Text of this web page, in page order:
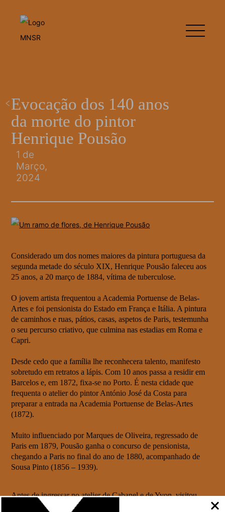
Evocação dos 140 anos
da morte do pintor
Henrique Pousão
1 de
Março,
2024
Considerado um dos nomes maiores da pintura portuguesa da
segunda metade do século XIX, Henrique Pousão faleceu aos
25 anos, a 20 março de 1884, vítima de tuberculose.
O jovem artista frequentou a Academia Portuense de Belas-
Artes e foi pensionista do Estado em França e Itália. A pintura
de caminhos e ruas, pátios, casas, aspetos de Paris, testemunha
o seu percurso criativo, que culmina nas estadias em Roma e
Capri.
Desde cedo que a família lhe reconhecera talento, manifesto
sobretudo em retratos a lápis. Com 10 anos passa a residir em
Barcelos e, em 1872, fixa-se no Porto. É nesta cidade que
frequenta o atelier do pintor António José da Costa para
preparar a entrada na Academia Portuense de Belas-Artes
(1872).
Muito influenciado por Marques de Oliveira, regressado de
Paris em 1879, Pousão ganha o concurso de pensionista,
chegando a Paris no final do ano de 1880, acompanhado de
Sousa Pinto (1856 – 1939).
Antes de ingressar no atelier de Cabanel e de Yvon, visitou
galerias de arte e museus tanto em Paris, como em Madrid.